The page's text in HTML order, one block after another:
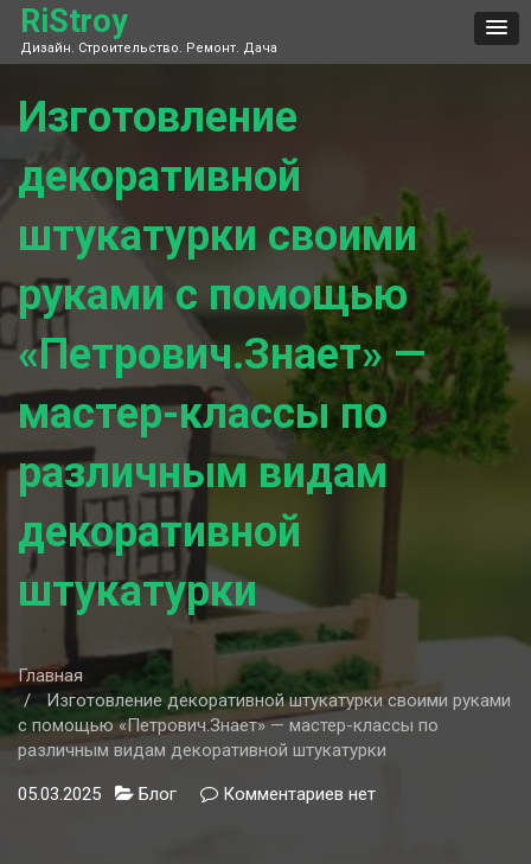
Skip
content
RiStroy
Дизайн. Строительство. Ремонт. Дача
Изготовление
декоративной
штукатурки своими
руками с помощью
«Петрович.Знает» —
мастер-классы по
различным видам
декоративной
штукатурки
Главная
Изготовление декоративной штукатурки своими руками
с помощью «Петрович.Знает» — мастер-классы по
различным видам декоративной штукатурки
05.03.2025 Блог Комментариев кнет